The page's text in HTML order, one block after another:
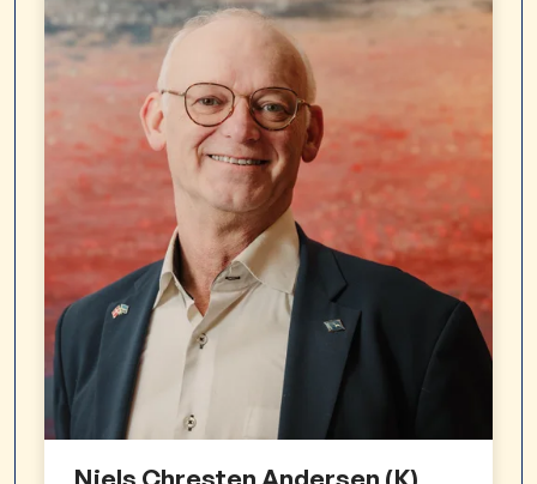
Niels Chresten Andersen (K)